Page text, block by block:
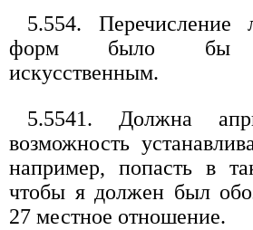
5.554.
форм было бы
искусственным.
5.5541. Должна
возможность
например, попасть в
чтобы я должен был
27 местное отношение.